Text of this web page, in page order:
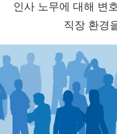
인사 노무에 대해 변
직장 환경